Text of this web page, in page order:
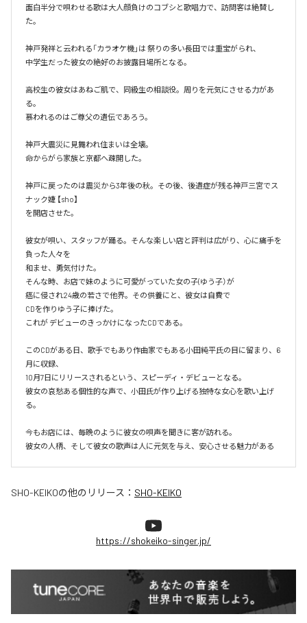
面白半分で唄わせる歌は大人顔負けのコブシと歌唱力で、訪問客は絶賛し
た。
神戸発祥と云われる「カラオケ機｣は 祭りの多い長田では重宝がられ、
中学生だった彼女の絶好のお披露目場所となる。
高校生の彼女はあねご肌で、同級生の相談役。周りを元気にさせる力があ
る。
慕われるのはご尊父の遺伝であろう。
神戸大震災に見舞われ住まいは全壊。
命からがら家族と京都へ疎開した。
神戸に戻ったのは震災から3年後の秋。その後、後遺症が残る神戸三宮でス
ナック婕 【sho】
を開店させた。
彼女が唄い、スタッフが踊る。そんな楽しい店と評判は広がり、心に痛手を
負った人々を
和ませ、勇気付けた。
そんな時、お店で妹のように可愛がっていた女の子(ゆう子）が
癌に侵され24歳の若さで他界。その供養にと、彼女は自費で
CDを作りゆう子に捧げた。
これが デビューのきっかけになったCDである。
このCDがある日、歌手でもあり作曲家でもある小田純平氏の目に留まり、6
月に収録、
10月7日にリリースされるという、スピーディ・デビューとなる。
彼女の哀愁ある個性的な声で、小田氏が作り上げる独特な女心を歌い上げ
る。
今もお店には、毎晩のように彼女の唄声を聞きに客が訪れる。
彼女の人柄、そして彼女の歌声は人に元気を与え、安心させる魅力がある
SHO-KEIKOの他のリリース： SHO-KEIKO
https://shokeiko-singer.jp/